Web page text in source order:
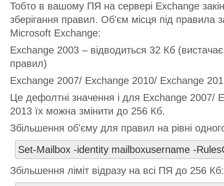
Тобто в вашому ПЯ на сервері Exchange
зберігання правил. Об'єм місця під правила
Microsoft Exchange:
Exchange 2003 – відводиться 32 Кб
правил)
Exchange 2007/ Exchange 2010/ Exchange
Це дефолтні значення і для Exchange 2007/
2013 їх можна змінити до 256 Кб.
Збільшення об'єму для правил на рівні
Set-Mailbox -identity mailboxusername -
Збільшення ліміт відразу на всі ПЯ до 256 Кб: